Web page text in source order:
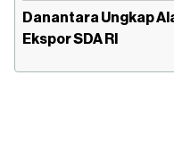
Danantara Ungkap
Ekspor SDA RI